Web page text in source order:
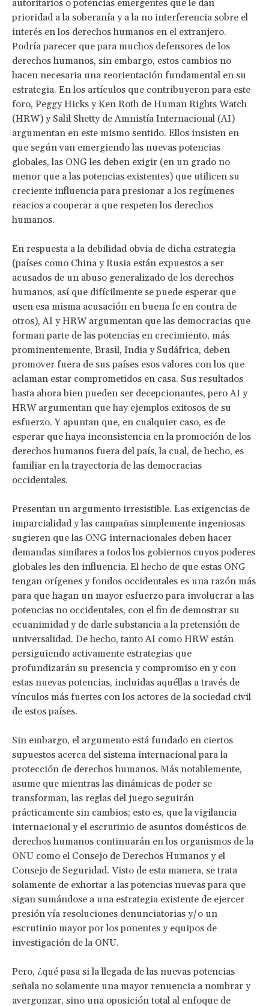
autoritarios o potencias emergentes que le dan
prioridad a la soberanía y a la no interferencia sobre el
interés en los derechos humanos en el extranjero.
Podría parecer que para muchos defensores de los
derechos humanos, sin embargo, estos cambios no
hacen necesaria una reorientación fundamental en su
estrategia. En los artículos que contribuyeron para este
foro, Peggy Hicks y Ken Roth de Human Rights Watch
(HRW) y Salil Shetty de Amnistía Internacional (AI)
argumentan en este mismo sentido. Ellos insisten en
que según van emergiendo las nuevas potencias
globales, las ONG les deben exigir (en un grado no
menor que a las potencias existentes) que utilicen su
creciente influencia para presionar a los regímenes
reacios a cooperar a que respeten los derechos
humanos.
En respuesta a la debilidad obvia de dicha estrategia
(países como China y Rusia están expuestos a ser
acusados de un abuso generalizado de los derechos
humanos, así que difícilmente se puede esperar que
usen esa misma acusación en buena fe en contra de
otros), AI y HRW argumentan que las democracias que
forman parte de las potencias en crecimiento, más
prominentemente, Brasil, India y Sudáfrica, deben
promover fuera de sus países esos valores con los que
aclaman estar comprometidos en casa. Sus resultados
hasta ahora bien pueden ser decepcionantes, pero AI y
HRW argumentan que hay ejemplos exitosos de su
esfuerzo. Y apuntan que, en cualquier caso, es de
esperar que haya inconsistencia en la promoción de los
derechos humanos fuera del país, la cual, de hecho, es
familiar en la trayectoria de las democracias
occidentales.
Presentan un argumento irresistible. Las exigencias de
imparcialidad y las campañas simplemente ingeniosas
sugieren que las ONG internacionales deben hacer
demandas similares a todos los gobiernos cuyos poderes
globales les den influencia. El hecho de que estas ONG
tengan orígenes y fondos occidentales es una razón más
para que hagan un mayor esfuerzo para involucrar a las
potencias no occidentales, con el fin de demostrar su
ecuanimidad y de darle substancia a la pretensión de
universalidad. De hecho, tanto AI como HRW están
persiguiendo activamente estrategias que
profundizarán su presencia y compromiso en y con
estas nuevas potencias, incluidas aquéllas a través de
vínculos más fuertes con los actores de la sociedad civil
de estos países.
Sin embargo, el argumento está fundado en ciertos
supuestos acerca del sistema internacional para la
protección de derechos humanos. Más notablemente,
asume que mientras las dinámicas de poder se
transforman, las reglas del juego seguirán
prácticamente sin cambios; esto es, que la vigilancia
internacional y el escrutinio de asuntos domésticos de
derechos humanos continuarán en los organismos de la
ONU como el Consejo de Derechos Humanos y el
Consejo de Seguridad. Visto de esta manera, se trata
solamente de exhortar a las potencias nuevas para que
sigan sumándose a una estrategia existente de ejercer
presión vía resoluciones denunciatorias y/o un
escrutinio mayor por los ponentes y equipos de
investigación de la ONU.
Pero, ¿qué pasa si la llegada de las nuevas potencias
señala no solamente una mayor renuencia a nombrar y
avergonzar, sino una oposición total al enfoque de